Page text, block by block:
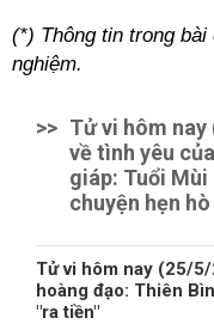
(*) Thông tin trong
nghiệm.
>> Tử vi hôm
về tình yêu
giáp: Tuổi Mùi
chuyện hẹn
Tử vi hôm nay (25/
hoàng đạo: Thiên
"ra tiền"